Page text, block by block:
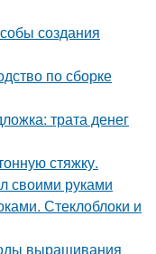
создания
по сборке
трата денег
стяжку.
своими руками
Стеклоблоки и
выращивания